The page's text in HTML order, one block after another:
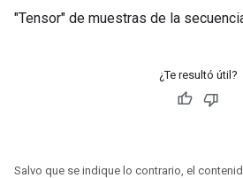
"Tensor" de muestras de la
¿Te resultó útil?
Salvo que se indique lo contrario, el